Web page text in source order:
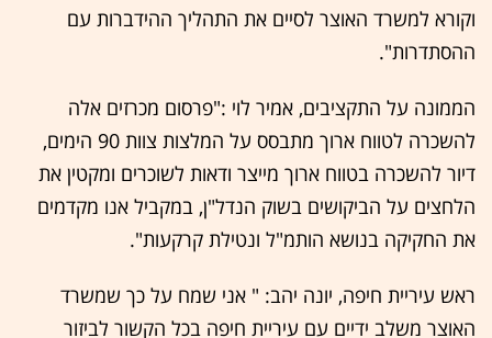
וקורא למשרד האוצר לסיים את התהליך ההידברות עם
ההסתדרות".
הממונה על התקציבים, אמיר לוי :"פרסום מכרזים אלה
להשכרה לטווח ארוך מתבסס על המלצות צוות 90 הימים,
דיור להשכרה בטווח ארוך מייצר ודאות לשוכרים ומקטין את
הלחצים על הביקושים בשוק הנדל"ן, במקביל אנו מקדמים
את החקיקה בנושא הותמ"ל ונטילת קרקעות".
ראש עיריית חיפה, יונה יהב: " אני שמח על כך שמשרד
האוצר משלב ידיים עם עיריית חיפה בכל הקשור לביזור